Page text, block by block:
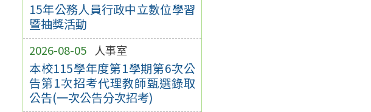
15年公務人員行政中立數位學習
暨抽獎活動
2026-08-05 人事室
本校115學年度第1學期第6次公
告第1次招考代理教師甄選錄取
公告(一次公告分次招考)